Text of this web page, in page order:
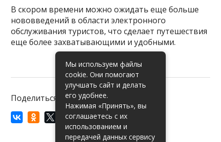
В скором времени можно ожидать еще больше
нововведений в области электронного
обслуживания туристов, что сделает путешествия
еще более захватывающими и удобными.
Поделиться:
Мы используем файлы
cookie. Они помогают
улучшать сайт и делать
его удобнее.
Нажимая «Принять», вы
соглашаетесь с их
использованием и
передачей данных сервису